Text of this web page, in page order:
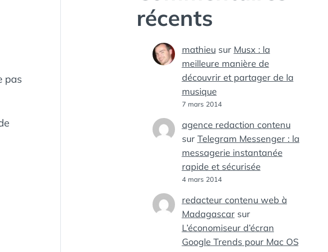
pas
récents
mathieu sur Musx : la
meilleure manière de
découvrir et partager de la
musique
7 mars 2014
agence redaction contenu
sur Telegram Messenger : la
messagerie instantanée
rapide et sécurisée
4 mars 2014
redacteur contenu web à
Madagascarsur
L’économiseur d’écran
Google Trends pour Mac OS